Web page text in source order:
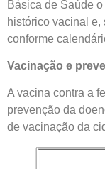
Básica de Saúde
histórico vacinal e,
conforme
Vacinação e
A vacina contra a
prevenção da
de vacinação da